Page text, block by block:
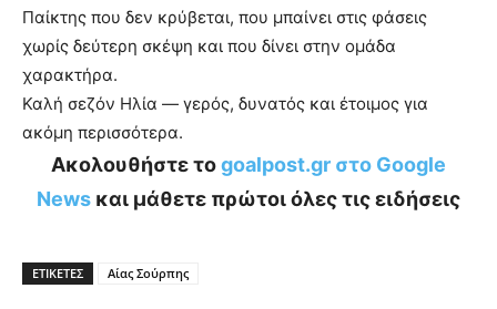
Παίκτης που δεν κρύβεται, που μπαίνει στις φάσεις
χωρίς δεύτερη σκέψη και που δίνει στην ομάδα
χαρακτήρα.
Καλή σεζόν Ηλία — γερός, δυνατός και έτοιμος για
ακόμη περισσότερα.
Ακολουθήστε τοgoalpost.gr στο Google
News και μάθετε πρώτοι όλες τις ειδήσεις
ΕΤΙΚΕΤΕΣ Αίας Σούρπης